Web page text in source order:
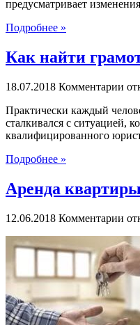
предусматривает
Подробнее »
Как найти
18.07.2018 Комментарии к
Практически каждый
сталкивался с ситуацией,
квалифицированного
Подробнее »
Аренда квартиры
12.06.2018 Комментарии к